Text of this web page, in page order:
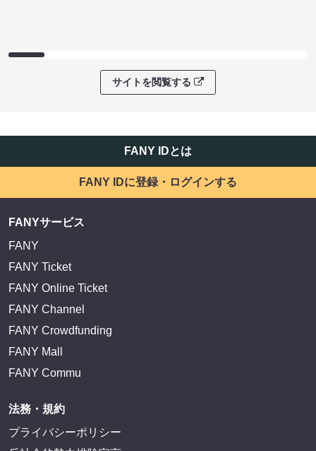
サイトを閲覧する
FANY IDとは
FANY IDに登録・ログインする
FANYサービス
FANY
FANY Ticket
FANY Online Ticket
FANY Channel
FANY Crowdfunding
FANY Mall
FANY Commu
法務・規約
プライバシーポリシー